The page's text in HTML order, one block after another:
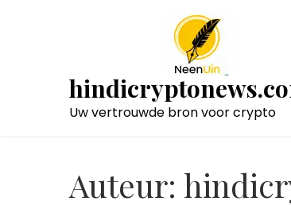
Uw vertrouwde bron voor crypto
Auteur: